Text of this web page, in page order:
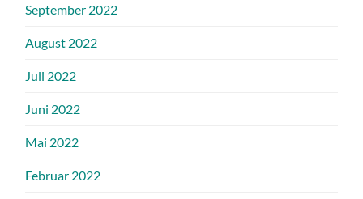
September 2022
August 2022
Juli 2022
Juni 2022
Mai 2022
Februar 2022